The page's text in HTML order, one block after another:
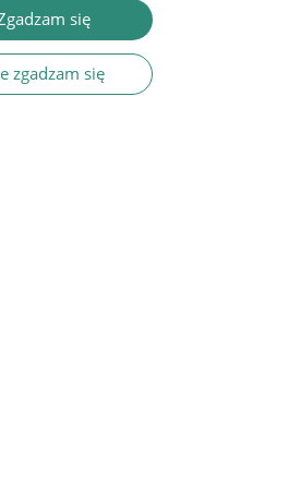
się
zgadzam się
Prowincji Bari